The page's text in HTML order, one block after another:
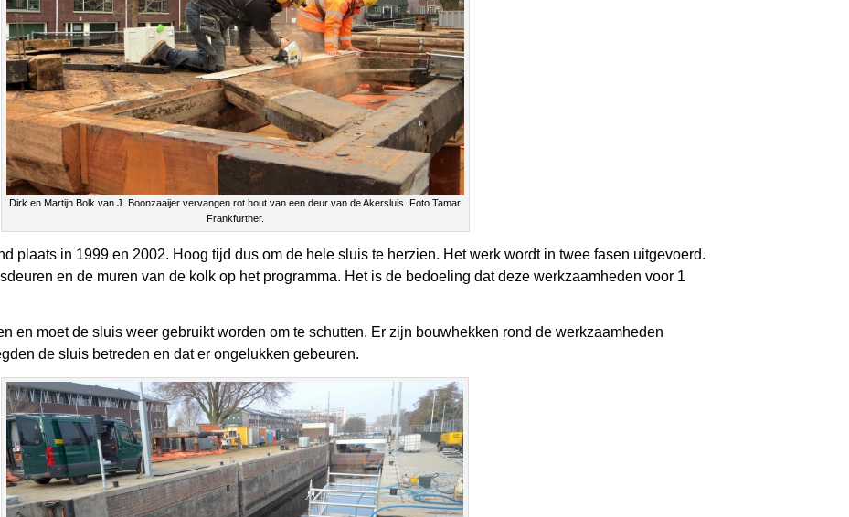
Dirk en Martijn Bolk van J. Boonzaaijer vervangen rot hout van een deur van de Akersluis. Foto Tamar
Frankfurther.
plaats in 1999 en 2002. Hoog tijd dus om de hele sluis te herzien. Het werk wordt in twee fasen uitgevoerd.
en de muren van de kolk op het programma. Het is de bedoeling dat deze werkzaamheden voor 1
en moet de sluis weer gebruikt worden om te schutten. Er zijn bouwhekken rond de werkzaamheden
de sluis betreden en dat er ongelukken gebeuren.